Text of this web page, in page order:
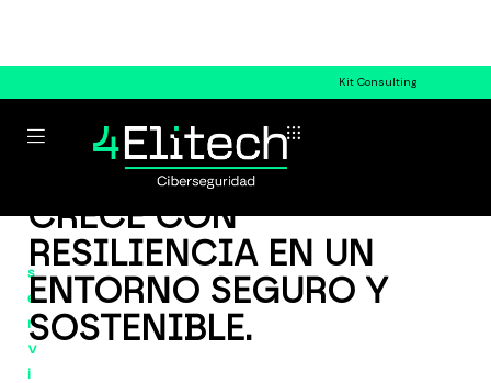
Kit Consulting
s
e
r
v
i
CRECE CON
RESILIENCIA EN UN
ENTORNO SEGURO Y
SOSTENIBLE.